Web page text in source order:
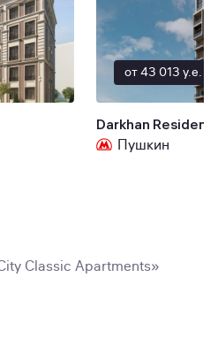
от 43 013 y.e.
Darkhan
Пушкин
Classic Apartments»